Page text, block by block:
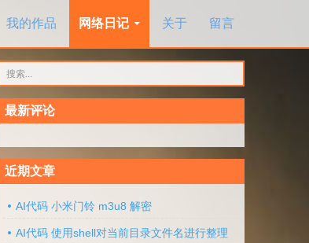
我的作品 网络日记 关于 留言
索：
最新评论
近期文章
AI代码 小米门铃 m3u8 解密
AI代码 使用shell对当前目录文件名进行整理